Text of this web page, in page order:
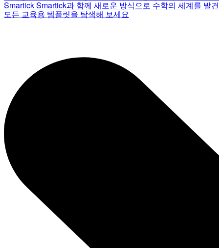
SmartickSmartick과 함께 새로운 방식으로 수학의 세계를 발
모든 교육용 템플릿을 탐색해 보세요